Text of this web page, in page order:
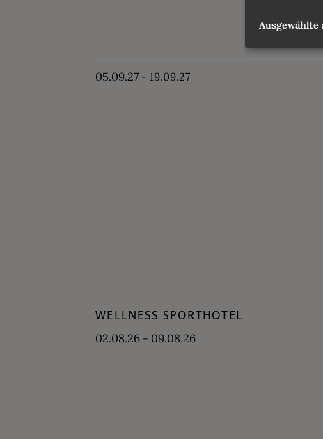
05.09.27 - 19.09.27
WELLNESS SPORTHOTEL
02.08.26 - 09.08.26
Ausgewählte